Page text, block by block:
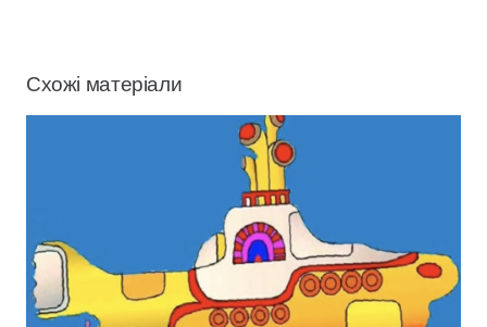
Схожі матеріали